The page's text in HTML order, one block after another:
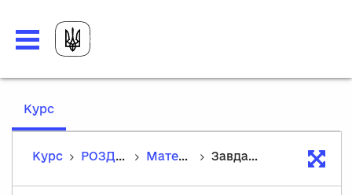
Курс,
Курс
РОЗДІЛ 2. Захисні чинники психічного здоров'я Матеріали теми Завдання